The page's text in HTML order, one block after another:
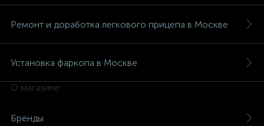
Ремонт и доработка легкового прицепа в Москве
Установка фаркопа в Москве
О магазине
Бренды